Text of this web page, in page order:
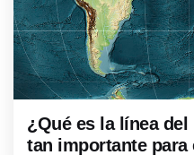
¿Qué es la línea
tan importante para